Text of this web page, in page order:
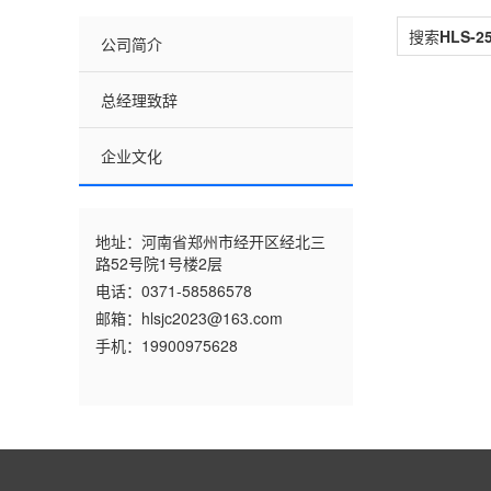
公司简介
总经理致辞
企业文化
地址：河南省郑州市经开区经北三
路52号院1号楼2层
电话：0371-58586578
邮箱：hlsjc2023@163.com
手机：19900975628
搜索HLS-